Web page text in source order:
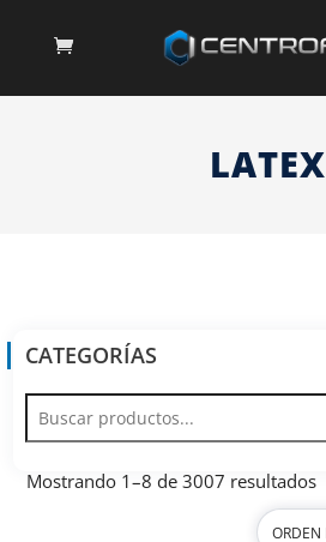
LATEX
CATEGORÍAS
Mostrando 1–8 de 3007 resultados